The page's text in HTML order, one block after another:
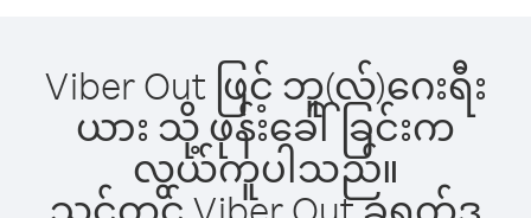
Viber Out ဖြင့် ဘူ(လ်)ဂေးရီး
ယား သို့ ဖုန်းခေါ်ခြင်းက
လွယ်ကူပါသည်။